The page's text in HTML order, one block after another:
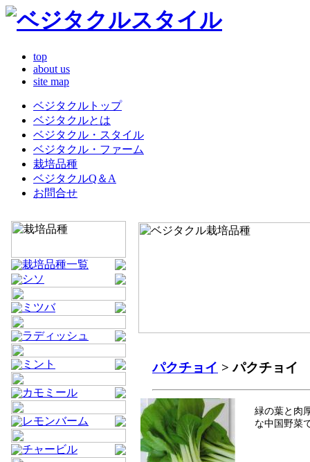
top
about us
site map
ベジタクルトップ
ベジタクルとは
ベジタクル・スタイル
ベジタクル・ファーム
栽培品種
ベジタクルQ＆A
お問合せ
栽培品種一覧
シソ
ミツバ
ラディッシュ
ミント
カモミール
レモンバーム
チャービル
パクチョイ > パクチョイ
緑の葉と肉
な中国野菜